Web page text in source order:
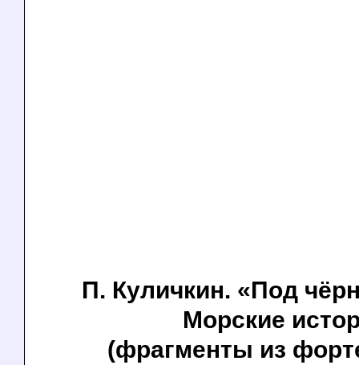
П. Куличкин. «Под
Морские
(фрагменты из